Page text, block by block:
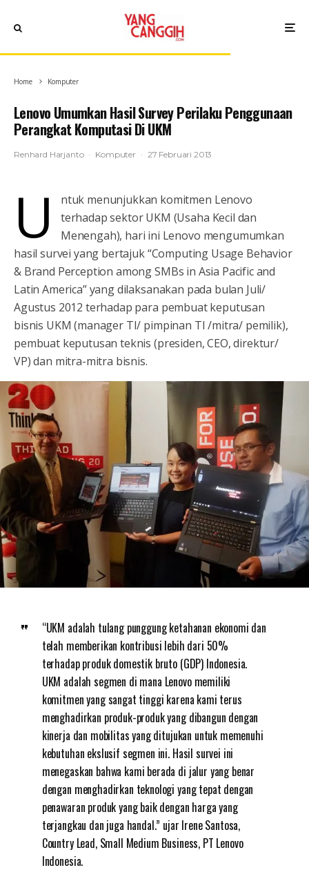
Home Komputer
Lenovo Umumkan Hasil Survey Perilaku Penggunaan
Perangkat Komputasi Di UKM
Renhard Harjanto · Komputer · 27 Februari 2013
U
ntuk menunjukkan komitmen Lenovo
terhadap sektor UKM (Usaha Kecil dan
Menengah), hari ini Lenovo mengumumkan
hasil survei yang bertajuk “Computing Usage Behavior
& Brand Perception among SMBs in Asia Pacific and
Latin America” yang dilaksanakan pada bulan Juli/
Agustus 2012 terhadap para pembuat keputusan
bisnis UKM (manager TI/ pimpinan TI /mitra/ pemilik),
pembuat keputusan teknis (presiden, CEO, direktur/
VP) dan mitra-mitra bisnis.
“UKM adalah tulang punggung ketahanan ekonomi dan
telah memberikan kontribusi lebih dari 50%
terhadap produk domestik bruto (GDP) Indonesia.
UKM adalah segmen di mana Lenovo memiliki
komitmen yang sangat tinggi karena kami terus
menghadirkan produk-produk yang dibangun dengan
kinerja dan mobilitas yang ditujukan untuk memenuhi
kebutuhan ekslusif segmen ini. Hasil survei ini
menegaskan bahwa kami berada di jalur yang benar
dengan menghadirkan teknologi yang tepat dengan
penawaran produk yang baik dengan harga yang
terjangkau dan juga handal.” ujar Irene Santosa,
Country Lead, Small Medium Business, PT Lenovo
Indonesia.